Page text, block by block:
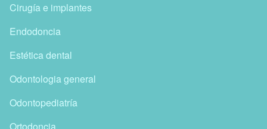
Cirugía e implantes
Endodoncia
Estética dental
Odontologia general
Odontopediatría